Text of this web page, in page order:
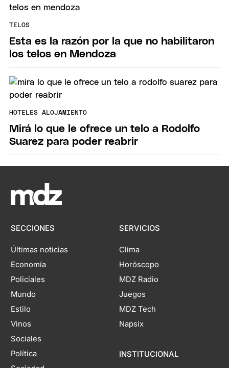
TELOS
Esta es la razón por la que no habilitaron
los telos en Mendoza
HOTELES ALOJAMIENTO
Mirá lo que le ofrece un telo a Rodolfo
Suarez para poder reabrir
SECCIONES
Últimas noticias
Economía
Policiales
Mundo
Estilo
Vinos
Sociales
Política
SERVICIOS
Clima
Horóscopo
MDZ Radio
Juegos
MDZ Tech
Napsix
INSTITUCIONAL